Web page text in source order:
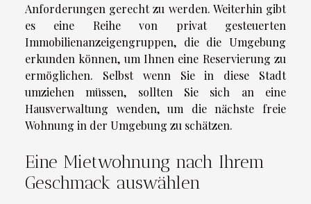
Anforderungen gerecht zu werden. Weiterhin gibt
es eine Reihe von privat gesteuerten
Immobilienanzeigengruppen, die die Umgebung
erkunden können, um Ihnen eine Reservierung zu
ermöglichen. Selbst wenn Sie in diese Stadt
umziehen müssen, sollten Sie sich an eine
Hausverwaltung wenden, um die nächste freie
Wohnung in der Umgebung zu schätzen.
Eine Mietwohnung nach Ihrem
Geschmack auswählen